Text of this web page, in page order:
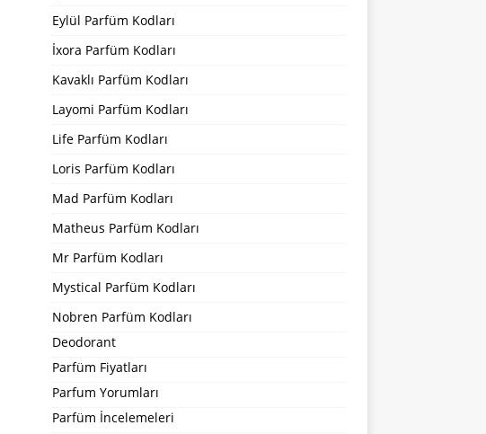
Eylül Parfüm Kodları
İxora Parfüm Kodları
Kavaklı Parfüm Kodları
Layomi Parfüm Kodları
Life Parfüm Kodları
Loris Parfüm Kodları
Mad Parfüm Kodları
Matheus Parfüm Kodları
Mr Parfüm Kodları
Mystical Parfüm Kodları
Nobren Parfüm Kodları
Deodorant
Parfüm Fiyatları
Parfum Yorumları
Parfüm İncelemeleri